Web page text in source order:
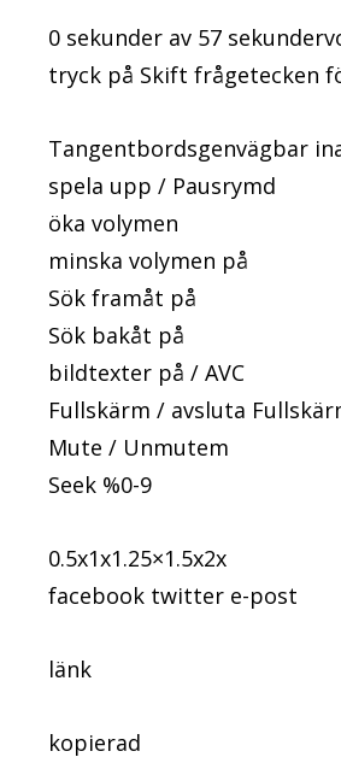
0 sekunder av 57
tryck på Skift frågetecken
Tangentbordsgenvägbar
spela upp / Pausrymd
öka volymen
minska volymen på
Sök framåt på
Sök bakåt på
bildtexter på / AVC
Fullskärm / avsluta
Mute / Unmutem
Seek %0-9
0.5x1x1.25×1.5x2x
facebook twitter e-post
länk
kopierad